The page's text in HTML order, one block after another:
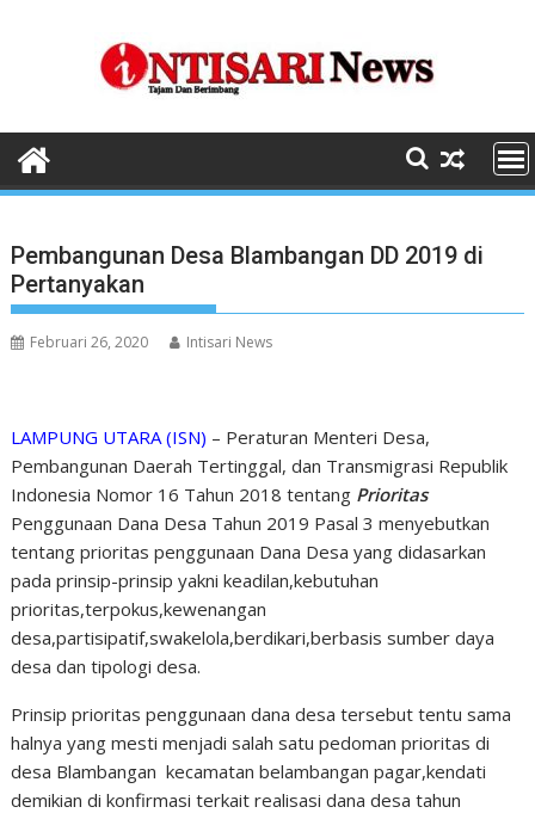
Pembangunan Desa Blambangan DD 2019 di
Pertanyakan
Februari 26, 2020 Intisari News
LAMPUNG UTARA (ISN) – Peraturan Menteri Desa,
Pembangunan Daerah Tertinggal, dan Transmigrasi Republik
Indonesia Nomor 16 Tahun 2018 tentang Prioritas
Penggunaan Dana Desa Tahun 2019 Pasal 3 menyebutkan
tentang prioritas penggunaan Dana Desa yang didasarkan
pada prinsip-prinsip yakni keadilan,kebutuhan
prioritas,terpokus,kewenangan
desa,partisipatif,swakelola,berdikari,berbasis sumber daya
desa dan tipologi desa.
Prinsip prioritas penggunaan dana desa tersebut tentu sama
halnya yang mesti menjadi salah satu pedoman prioritas di
desa Blambangan kecamatan belambangan pagar,kendati
demikian di konfirmasi terkait realisasi dana desa tahun